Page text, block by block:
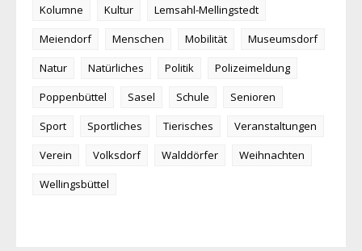
Kolumne
Kultur
Lemsahl-Mellingstedt
Meiendorf
Menschen Mobilität
Museumsdorf
Natur
Natürliches Politik
Polizeimeldung
Poppenbüttel
Sasel Schule
Senioren
Sport
Sportliches Tierisches
Veranstaltungen
Verein
Volksdorf Walddörfer
Weihnachten
Wellingsbüttel